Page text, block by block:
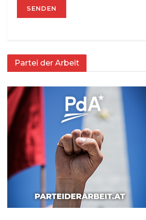
Partei der Arbeit